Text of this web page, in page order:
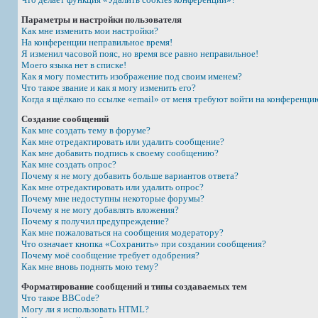
Параметры и настройки пользователя
Как мне изменить мои настройки?
На конференции неправильное время!
Я изменил часовой пояс, но время все равно неправильное!
Моего языка нет в списке!
Как я могу поместить изображение под своим именем?
Что такое звание и как я могу изменить его?
Когда я щёлкаю по ссылке «email» от меня требуют войти на
Создание сообщений
Как мне создать тему в форуме?
Как мне отредактировать или удалить сообщение?
Как мне добавить подпись к своему сообщению?
Как мне создать опрос?
Почему я не могу добавить больше вариантов ответа?
Как мне отредактировать или удалить опрос?
Почему мне недоступны некоторые форумы?
Почему я не могу добавлять вложения?
Почему я получил предупреждение?
Как мне пожаловаться на сообщения модератору?
Что означает кнопка «Сохранить» при создании сообщения?
Почему моё сообщение требует одобрения?
Как мне вновь поднять мою тему?
Форматирование сообщений и типы создаваемых тем
Что такое BBCode?
Могу ли я использовать HTML?